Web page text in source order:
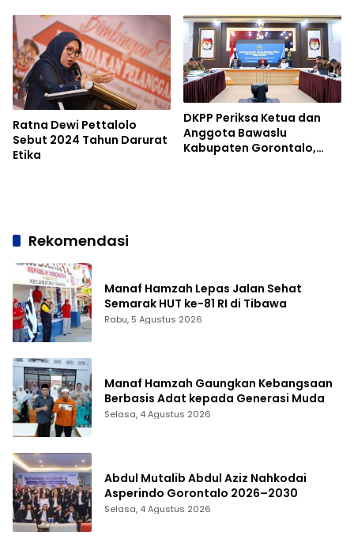
Ratna Dewi Pettalolo
Sebut 2024 Tahun Darurat
Etika
DKPP Periksa Ketua dan
Anggota Bawaslu
Kabupaten Gorontalo,
Rekomendasi
Manaf Hamzah Lepas Jalan Sehat
Semarak HUT ke-81 RI di Tibawa
Rabu, 5 Agustus 2026
Manaf Hamzah Gaungkan Kebangsaan
Berbasis Adat kepada Generasi Muda
Selasa, 4 Agustus 2026
Abdul Mutalib Abdul Aziz Nahkodai
Asperindo Gorontalo 2026–2030
Selasa, 4 Agustus 2026